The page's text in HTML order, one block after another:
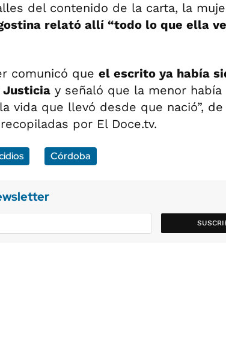
del contenido de la carta, la
relató allí “todo lo que ella
comunicó que el escrito ya había
Justicia y señaló que la menor había
vida que llevó desde que nació”,
por El Doce.tv.
Córdoba